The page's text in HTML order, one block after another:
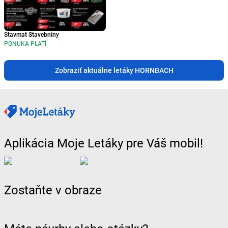
Stavmat Stavebniny
PONUKA PLATÍ
Zobraziť aktuálne letáky HORNBACH
Aplikácia Moje Letáky pre Váš mobil!
Zostaňte v obraze